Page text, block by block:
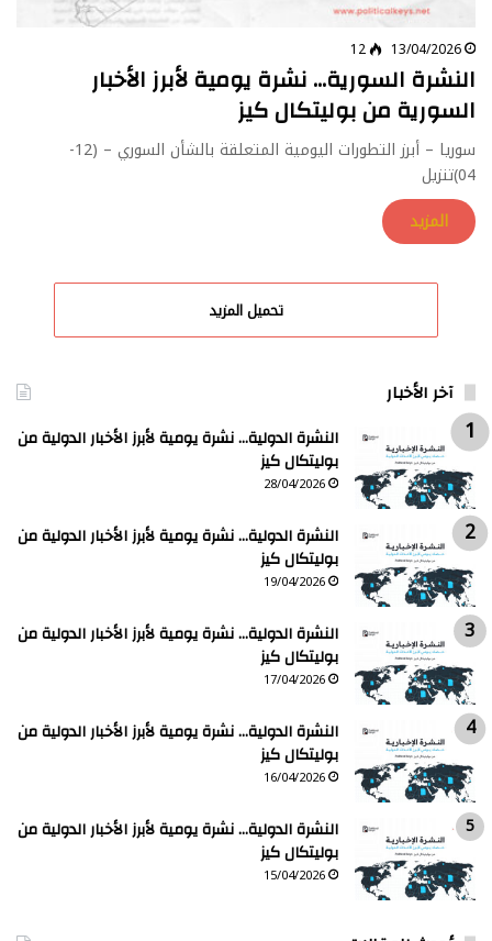
13/04/2026
12
النشرة السورية… نشرة يومية لأبرز الأخبار
السورية من بوليتكال كيز
سوريا – أبرز التطورات اليومية المتعلقة بالشأن السوري – (12-
04)تنزيل
المزيد
تحميل المزيد
آخر الأخبار
النشرة الدولية… نشرة يومية لأبرز الأخبار الدولية من
بوليتكال كيز
28/04/2026
النشرة الدولية… نشرة يومية لأبرز الأخبار الدولية من
بوليتكال كيز
19/04/2026
النشرة الدولية… نشرة يومية لأبرز الأخبار الدولية من
بوليتكال كيز
17/04/2026
النشرة الدولية… نشرة يومية لأبرز الأخبار الدولية من
بوليتكال كيز
16/04/2026
النشرة الدولية… نشرة يومية لأبرز الأخبار الدولية من
بوليتكال كيز
15/04/2026